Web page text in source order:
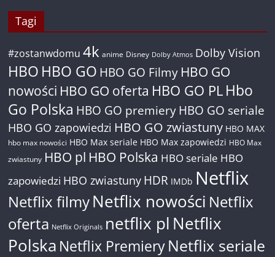
Tagi
#zostanwdomu 4k anime Disney Dolby Atmos Dolby Vision
HBO HBO GO HBO GO Filmy HBO GO
nowości HBO GO oferta HBO GO PL Hbo
Go Polska HBO GO premiery HBO GO seriale
HBO GO zapowiedzi HBO GO zwiastuny HBO MAX
hbo max nowości HBO Max seriale HBO Max zapowiedzi HBO Max
zwiastuny HBO pl HBO Polska HBO seriale HBO
zapowiedzi HBO zwiastuny HDR IMDb Netflix
Netflix filmyNetflix nowości Netflix
oferta Netflix Originals netflix pl Netflix
Polska Netflix PremieryNetflix seriale